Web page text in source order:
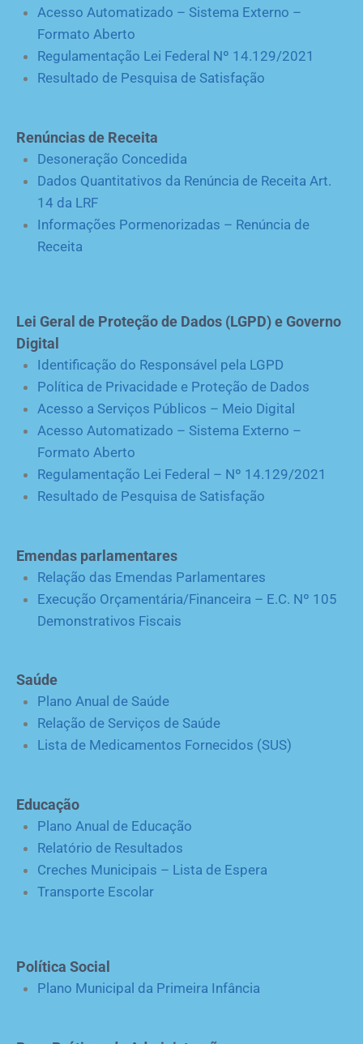
Acesso Automatizado – Sistema Externo –
Formato Aberto
Regulamentação Lei Federal Nº 14.129/2021
Resultado de Pesquisa de Satisfação
Renúncias de Receita
Desoneração Concedida
Dados Quantitativos da Renúncia de Receita Art.
14 da LRF
Informações Pormenorizadas – Renúncia de
Receita
Lei Geral de Proteção de Dados (LGPD) e Governo
Digital
Identificação do Responsável pela LGPD
Política de Privacidade e Proteção de Dados
Acesso a Serviços Públicos – Meio Digital
Acesso Automatizado – Sistema Externo –
Formato Aberto
Regulamentação Lei Federal – Nº 14.129/2021
Resultado de Pesquisa de Satisfação
Emendas parlamentares
Relação das Emendas Parlamentares
Execução Orçamentária/Financeira – E.C. Nº 105
Demonstrativos Fiscais
Saúde
Plano Anual de Saúde
Relação de Serviços de Saúde
Lista de Medicamentos Fornecidos (SUS)
Educação
Plano Anual de Educação
Relatório de Resultados
Creches Municipais – Lista de Espera
Transporte Escolar
Política Social
Plano Municipal da Primeira Infância